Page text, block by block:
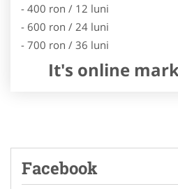
- 400 ron / 12 luni
- 600 ron / 24 luni
- 700 ron / 36 luni
It's online
Facebook